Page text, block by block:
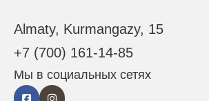
Almaty, Kurmangazy, 15
+7 (700) 161-14-85
Мы в социальных сетях